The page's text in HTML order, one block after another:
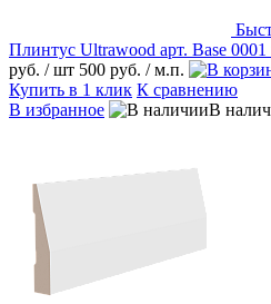
Плинтус Ultrawood арт. Base
руб. / шт 500 руб. / м.п.
Купить в 1 клик К сравнению
В избранное
В